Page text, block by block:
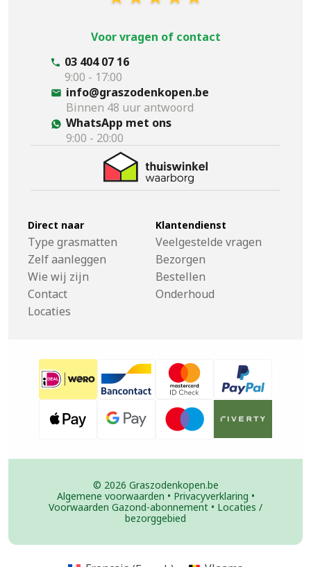
Voor vragen of contact
03 404 07 16
9:00 - 17:00
info@graszodenkopen.be
Binnen 48 uur antwoord
WhatsApp met ons
9:00 - 20:00
Direct naar
Type grasmatten
Zelf aanleggen
Wie wij zijn
Contact
Locaties
Klantendienst
Veelgestelde vragen
Bezorgen
Bestellen
Onderhoud
© 2026 Graszodenkopen.be
Algemene voorwaarden • Privacyverklaring •
Voorwaarden Gazond-abonnement • Locaties /
bezorggebied